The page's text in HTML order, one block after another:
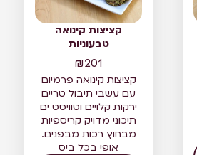
קציצות קינואה
טבעוניות
₪201
קציצות קינואה פרמיום
עם עשבי תיבול טריים
ירקות קלויים וטוויסט ים
תיכוני מדויק קריספיות
מבחוץ רכות מבפנים.
אופי בכל ביס